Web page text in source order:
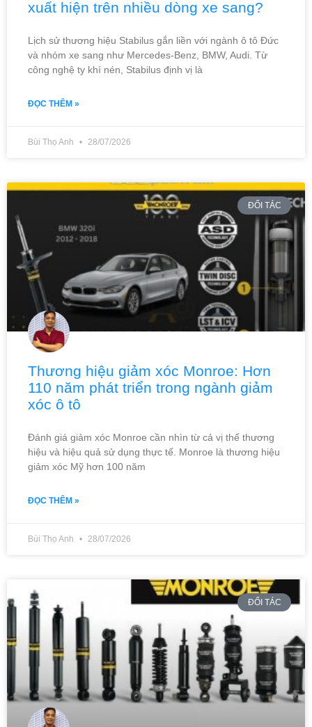
xuất hiện trên nhiều dòng xe sang?
Lịch sử thương hiệu Stabilus gắn liền với ngành ô tô Đức
và nhóm xe sang như Mercedes-Benz, BMW, Audi. Từ
công nghệ ty khí nén, Stabilus định vị là
ĐỌC THÊM »
Bùi Thọ Anh 28/07/2026
ĐỐI TÁC
Thương hiệu giảm xóc Monroe: Hơn
110 năm phát triển trong ngành giảm
xóc ô tô
Đánh giá giảm xóc Monroe cần nhìn từ cả vị thế thương
hiệu và hiệu quả sử dụng thực tế. Monroe là thương hiệu
giảm xóc Mỹ hơn 100 năm
ĐỌC THÊM »
Bùi Thọ Anh 28/07/2026
ĐỐI TÁC